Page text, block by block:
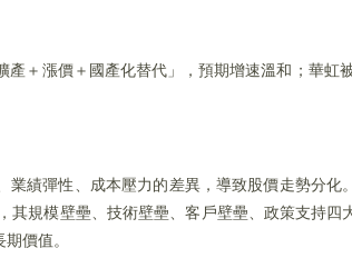
＋漲價＋國產化替代」，預期增速溫和；華虹
績彈性、成本壓力的差異，導致股價走勢分化
規模壁壘、技術壁壘、客戶壁壘、政策支持四
價值。